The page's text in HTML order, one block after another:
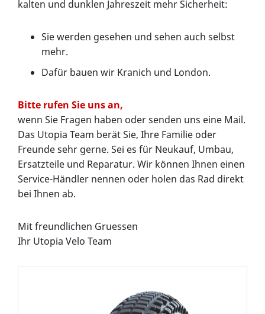
kalten und dunklen Jahreszeit mehr Sicherheit:
Sie werden gesehen und sehen auch selbst
mehr.
Dafür bauen wir Kranich und London.
Bitte rufen Sie uns an,
wenn Sie Fragen haben oder senden uns eine Mail.
Das Utopia Team berät Sie, Ihre Familie oder
Freunde sehr gerne. Sei es für Neukauf, Umbau,
Ersatzteile und Reparatur. Wir können Ihnen einen
Service-Händler nennen oder holen das Rad direkt
bei Ihnen ab.
Mit freundlichen Gruessen
Ihr Utopia Velo Team